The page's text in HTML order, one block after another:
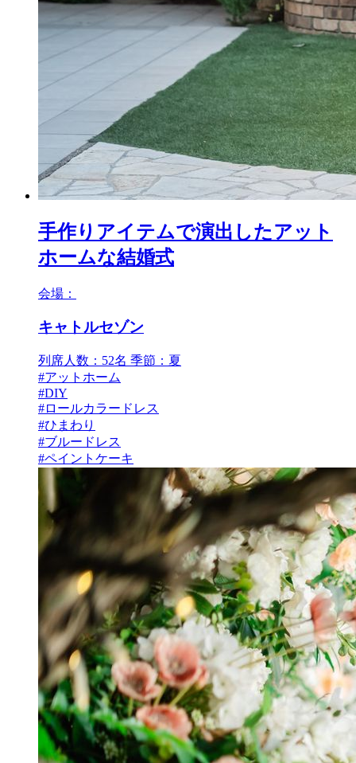
手作りアイテムで演出したアット
ホームな結婚式
会場：
キャトルセゾン
列席人数：52名 季節：夏
#アットホーム
#DIY
#ロールカラードレス
#ひまわり
#ブルードレス
#ペイントケーキ